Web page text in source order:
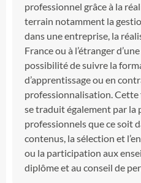
professionnel grâce à la
terrain notamment la
dans une entreprise, la
France ou à l’étranger
possibilité de suivre la
d’apprentissage ou en
professionnalisation.
se traduit également par la
professionnels que ce soit
contenus, la sélection et
ou la participation aux
diplôme et au conseil de